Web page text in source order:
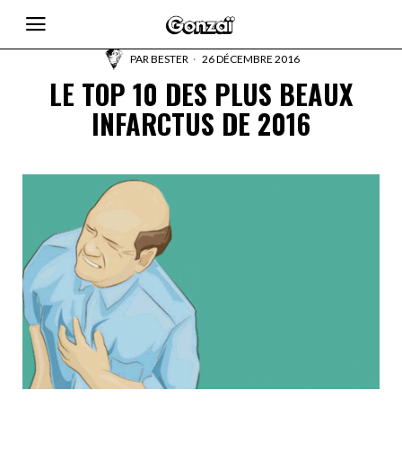
PARBESTER 26 DÉCEMBRE 2016
LE TOP 10 DES PLUS BEAUX
INFARCTUS DE 2016